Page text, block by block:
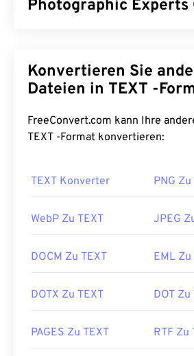
Photographic Experts
mithilfe eines Algorithmus
Komprimierung von JPG ist der
Größe eignen sich JPG-Dateien
den Transport im Internet und die
reduzieren!
benötigen, können Sie
JPG in
Dateiformat.
Wie öffnet man eine
erkennen und können JPG-
Konvertieren Sie
Dateien in TEXT -
FreeConvert.com kann Ihre
TEXT -Format konvertieren:
TEXT Konverter PNG Zu
WebP Zu TEXT JPEG
DOCM Zu TEXT EML Zu
DOTX Zu TEXT DOT Zu
PAGES Zu TEXT RTF Zu